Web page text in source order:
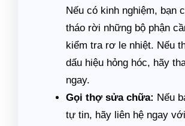
Nếu có kinh nghiệm, bạn
tháo rời những bộ phận
kiểm tra rơ le nhiệt. Nếu
dấu hiệu hỏng hóc, hãy
ngay.
Gọi thợ sửa chữa: Nếu
tự tin, hãy liên hệ ngay